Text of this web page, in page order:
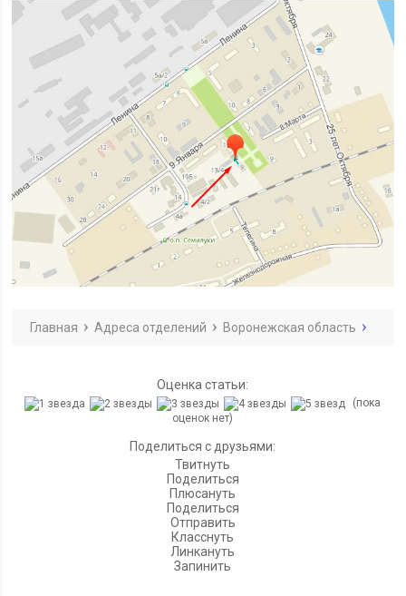
Главная Адреса отделений Воронежская область
Оценка статьи:
(пока
оценок нет)
Поделиться с друзьями:
Твитнуть
Поделиться
Плюсануть
Поделиться
Отправить
Класснуть
Линкануть
Запинить